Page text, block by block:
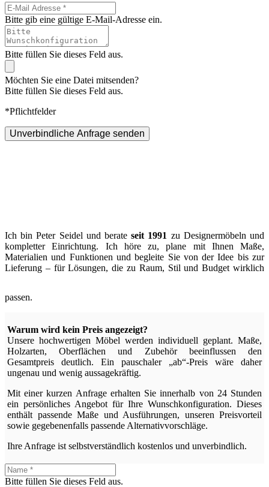
Bitte gib eine gültige E-Mail-Adresse ein.
Bitte füllen Sie dieses Feld aus.
Möchten Sie eine Datei mitsenden?
Bitte füllen Sie dieses Feld aus.
*Pflichtfelder
Unverbindliche Anfrage senden
Ich bin Peter Seidel und berateseit 1991 zu Designermöbeln und
kompletter Einrichtung. Ich höre zu, plane mit Ihnen Maße,
Materialien und Funktionen und begleite Sie von der Idee bis zur
Lieferung – für Lösungen, die zu Raum, Stil und Budget wirklich
passen.
Warum wird kein Preis angezeigt?
Unsere hochwertigen Möbel werden individuell geplant. Maße,
Holzarten, Oberflächen und Zubehör beeinflussen den
Gesamtpreis deutlich. Ein pauschaler „ab“-Preis wäre daher
ungenau und wenig aussagekräftig.
Mit einer kurzen Anfrage erhalten Sie innerhalb von 24 Stunden
ein persönliches Angebot für Ihre Wunschkonfiguration. Dieses
enthält passende Maße und Ausführungen, unseren Preisvorteil
sowie gegebenenfalls passende Alternativvorschläge.
Ihre Anfrage ist selbstverständlich kostenlos und unverbindlich.
Bitte füllen Sie dieses Feld aus.